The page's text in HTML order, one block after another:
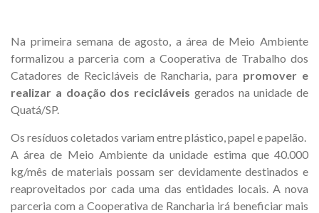
Na primeira semana de agosto, a área de Meio Ambiente
formalizou a parceria com a Cooperativa de Trabalho dos
Catadores de Recicláveis de Rancharia, para promover e
realizar a doação dos recicláveis gerados na unidade de
Quatá/SP.
Os resíduos coletados variam entre plástico, papel e papelão.
A área de Meio Ambiente da unidade estima que 40.000
kg/mês de materiais possam ser devidamente destinados e
reaproveitados por cada uma das entidades locais. A nova
parceria com a Cooperativa de Rancharia irá beneficiar mais